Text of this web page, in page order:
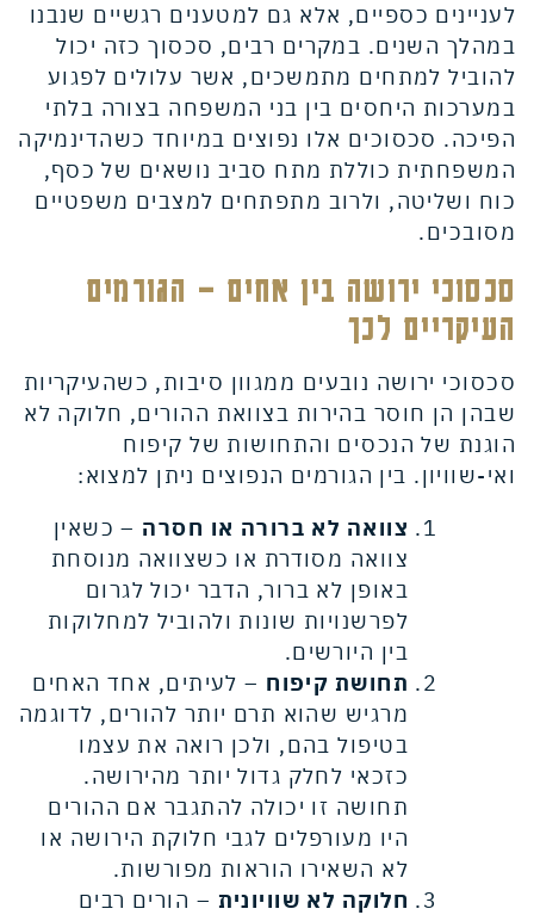
לעניינים כספיים, אלא גם למטענים רגשיים שנבנו
במהלך השנים. במקרים רבים, סכסוך כזה יכול
להוביל למתחים מתמשכים, אשר עלולים לפגוע
במערכות היחסים בין בני המשפחה בצורה בלתי
הפיכה. סכסוכים אלו נפוצים במיוחד כשהדינמיקה
המשפחתית כוללת מתח סביב נושאים של כסף,
כוח ושליטה, ולרוב מתפתחים למצבים משפטיים
מסובכים.
סכסוכי ירושה בין אחים – הגורמים
העיקריים לכך
סכסוכי ירושה נובעים ממגוון סיבות, כשהעיקריות
שבהן הן חוסר בהירות בצוואת ההורים, חלוקה לא
הוגנת של הנכסים והתחושות של קיפוח
ואי-שוויון. בין הגורמים הנפוצים ניתן למצוא:
צוואה לא ברורה או חסרה – כשאין
צוואה מסודרת או כשצוואה מנוסחת
באופן לא ברור, הדבר יכול לגרום
לפרשנויות שונות ולהוביל למחלוקות
בין היורשים.
תחושת קיפוח – לעיתים, אחד האחים
מרגיש שהוא תרם יותר להורים, לדוגמה
בטיפול בהם, ולכן רואה את עצמו
כזכאי לחלק גדול יותר מהירושה.
תחושה זו יכולה להתגבר אם ההורים
היו מעורפלים לגבי חלוקת הירושה או
לא השאירו הוראות מפורשות.
חלוקה לא שוויונית – הורים רבים